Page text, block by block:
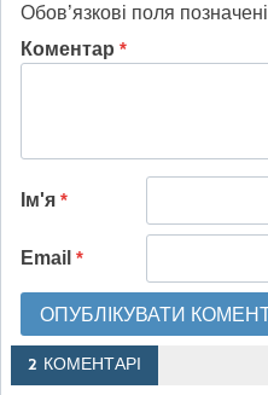
Обов’язкові поля позначені
Коментар *
Ім'я *
Email *
2 КОМЕНТАРІ